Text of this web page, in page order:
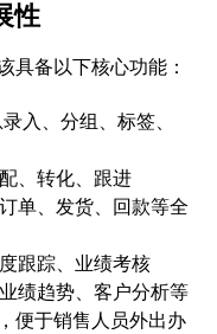
性
具备以下核心功能：
入、分组、标签、
、转化、跟进
单、发货、回款等全
跟踪、业绩考核
绩趋势、客户分析等
便于销售人员外出办